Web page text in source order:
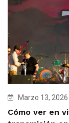
Marzo 13, 2026
Cómo ver en